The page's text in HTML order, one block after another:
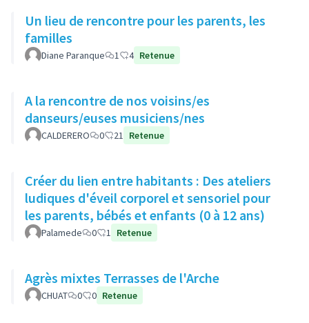
Un lieu de rencontre pour les parents, les
familles
Diane Paranque 1 4 Retenue
A la rencontre de nos voisins/es
danseurs/euses musiciens/nes
CALDERERO 0 21 Retenue
Créer du lien entre habitants : Des ateliers
ludiques d'éveil corporel et sensoriel pour
les parents, bébés et enfants (0 à 12 ans)
Palamede 0 1 Retenue
Agrès mixtes Terrasses de l'Arche
CHUAT 0 0 Retenue